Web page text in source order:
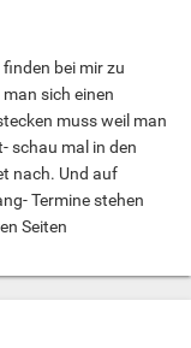
bei mir zu
sich einen
muss weil man
schau mal in den
nach. Und auf
Termine stehen
Seiten